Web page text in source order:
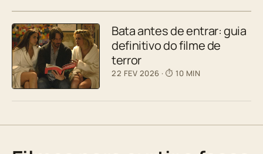
Bata antes de entrar: guia
definitivo do filme de
terror
22 FEV 2026 · ⏱ 10 MIN